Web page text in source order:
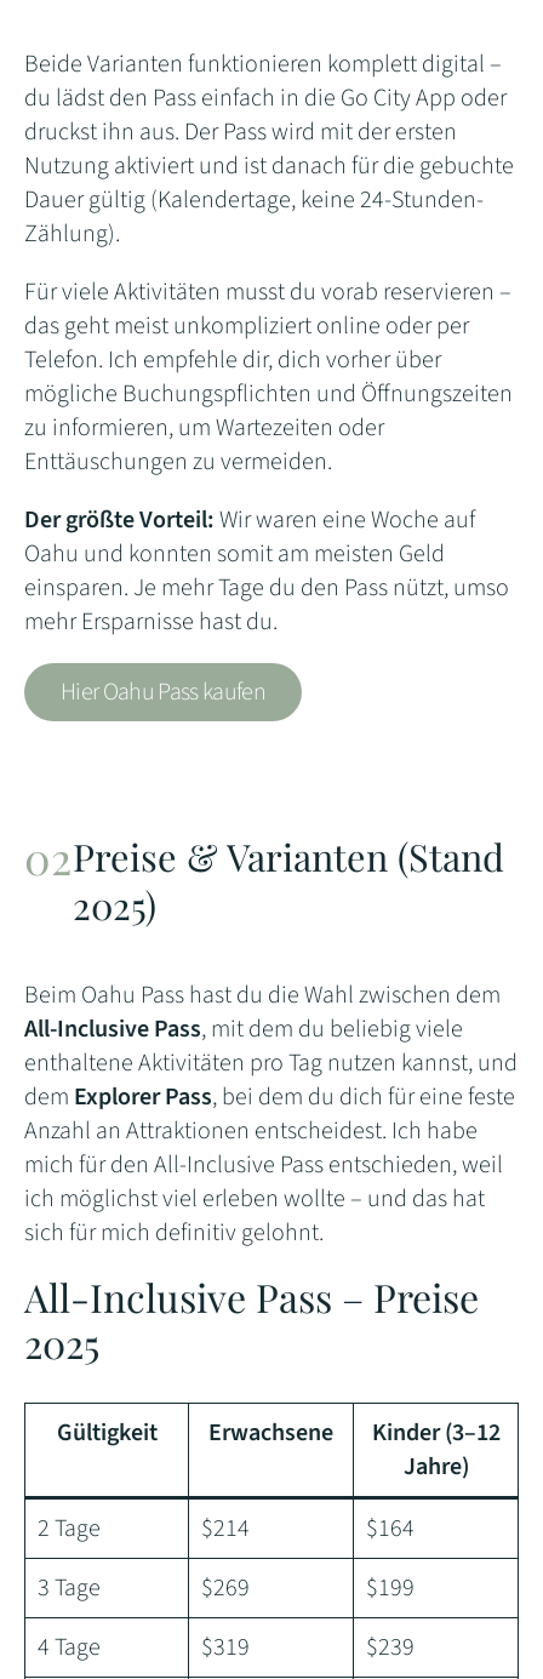
Beide Varianten funktionieren komplett digital –
du lädst den Pass einfach in die Go City App oder
druckst ihn aus. Der Pass wird mit der ersten
Nutzung aktiviert und ist danach für die gebuchte
Dauer gültig (Kalendertage, keine 24-Stunden-
Zählung).
Für viele Aktivitäten musst du vorab reservieren –
das geht meist unkompliziert online oder per
Telefon. Ich empfehle dir, dich vorher über
mögliche Buchungspflichten und Öffnungszeiten
zu informieren, um Wartezeiten oder
Enttäuschungen zu vermeiden.
Der größte Vorteil:Wir waren eine Woche auf
Oahu und konnten somit am meisten Geld
einsparen. Je mehr Tage du den Pass nützt, umso
mehr Ersparnisse hast du.
Hier Oahu Pass kaufen
Preise & Varianten (Stand
2025)
Beim Oahu Pass hast du die Wahl zwischen dem
All-Inclusive Pass, mit dem du beliebig viele
enthaltene Aktivitäten pro Tag nutzen kannst, und
dem Explorer Pass, bei dem du dich für eine feste
Anzahl an Attraktionen entscheidest. Ich habe
mich für den All-Inclusive Pass entschieden, weil
ich möglichst viel erleben wollte – und das hat
sich für mich definitiv gelohnt.
All-Inclusive Pass – Preise
2025
Gültigkeit Erwachsene
Kinder (3–12
Jahre)
2 Tage
$214
$164
3 Tage
$269
$199
4 Tage
$319 $239